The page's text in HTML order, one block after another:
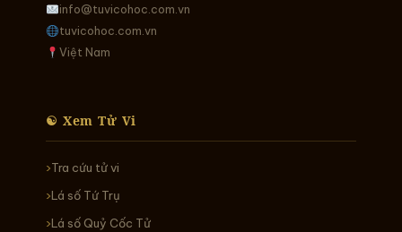
info@tuvicohoc.com.vn
tuvicohoc.com.vn
Việt Nam
☯ Xem Tử Vi
Tra cứu tử vi
Lá số Tứ Trụ
Lá số Quỷ Cốc Tử